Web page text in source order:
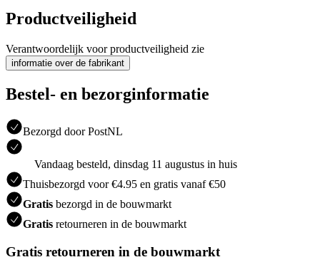
Productveiligheid
Verantwoordelijk voor productveiligheid zie
informatie over de fabrikant
Bestel- en bezorginformatie
Bezorgd door PostNL
Vandaag besteld, dinsdag 11 augustus in huis
Thuisbezorgd voor €4.95 en gratis vanaf €50
Gratis bezorgd in de bouwmarkt
Gratis retourneren in de bouwmarkt
Gratis retourneren in de bouwmarkt